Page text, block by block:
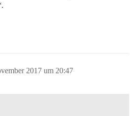
2017 um 20:47